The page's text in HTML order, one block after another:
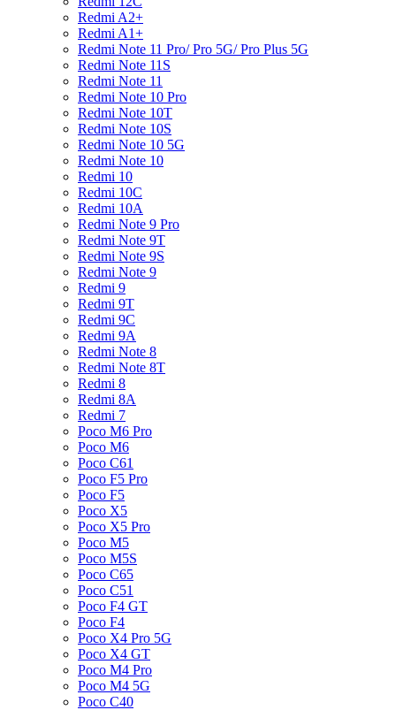
Redmi A2+
Redmi A1+
Redmi Note 11 Pro/ Pro 5G/ Pro Plus 5G
Redmi Note 11S
Redmi Note 11
Redmi Note 10 Pro
Redmi Note 10T
Redmi Note 10S
Redmi Note 10 5G
Redmi Note 10
Redmi 10
Redmi 10C
Redmi 10A
Redmi Note 9 Pro
Redmi Note 9T
Redmi Note 9S
Redmi Note 9
Redmi 9
Redmi 9T
Redmi 9C
Redmi 9A
Redmi Note 8
Redmi Note 8T
Redmi 8
Redmi 8A
Redmi 7
Poco M6 Pro
Poco M6
Poco C61
Poco F5 Pro
Poco F5
Poco X5
Poco X5 Pro
Poco M5
Poco M5S
Poco C65
Poco C51
Poco F4 GT
Poco F4
Poco X4 Pro 5G
Poco X4 GT
Poco M4 Pro
Poco M4 5G
Poco C40